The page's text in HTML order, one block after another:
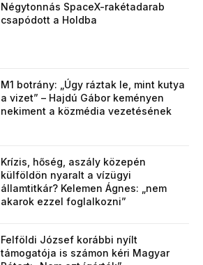
Négytonnás SpaceX-rakétadarab
csapódott a Holdba
M1 botrány: „Úgy ráztak le, mint kutya
a vizet” – Hajdú Gábor keményen
nekiment a közmédia vezetésének
Krízis, hőség, aszály közepén
külföldön nyaralt a vízügyi
államtitkár? Kelemen Ágnes: „nem
akarok ezzel foglalkozni”
Felföldi József korábbi nyílt
támogatója is számon kéri Magyar